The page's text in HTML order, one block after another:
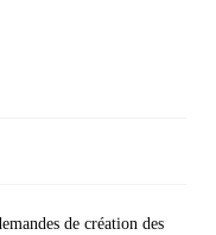
de création des